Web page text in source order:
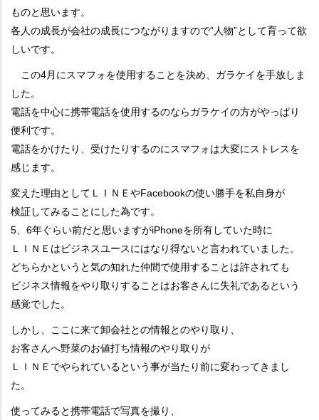
ものと思います。
各人の成長が会社の成長につながりますので“人物”として育って欲
しいです。
この4月にスマフォを使用することを決め、ガラケイを手放しま
した。
電話を中心に携帯電話を使用するのならガラケイの方がやっぱり
便利です。
電話をかけたり、受けたりするのにスマフォは大変にストレスを
感じます。
変えた理由としてＬＩＮＥやFacebookの使い勝手を私自身が
検証してみることにした為です。
5、6年ぐらい前だと思いますがiPhoneを所有していた時に
ＬＩＮＥはビジネスユースにはなり得ないと言われていました。
どちらかというと気の知れた仲間で使用することは許されても
ビジネス情報をやり取りすることはお客さんに失礼であるという
感覚でした。
しかし、ここに来て卸会社との情報とのやり取り、
お客さんへ野菜のお値打ち情報のやり取りが
ＬＩＮＥでやられているという事が当たり前に変わってきまし
た。
使ってみると携帯電話で写真を撮り、